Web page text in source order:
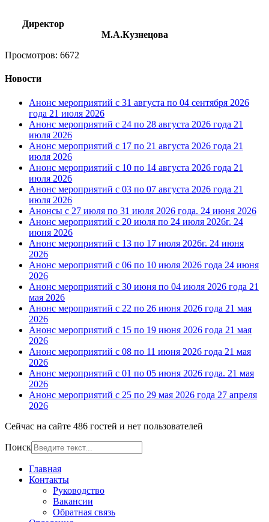
Директор
М.А.Кузнецова
Просмотров: 6672
Новости
Анонс мероприятий с 31 августа по 04 сентября 2026
года 21 июля 2026
Анонс мероприятий с 24 по 28 августа 2026 года 21
июля 2026
Анонс мероприятий с 17 по 21 августа 2026 года 21
июля 2026
Анонс мероприятий с 10 по 14 августа 2026 года 21
июля 2026
Анонс мероприятий с 03 по 07 августа 2026 года 21
июля 2026
Анонсы с 27 июля по 31 июля 2026 года. 24 июня 2026
Анонс мероприятий с 20 июля по 24 июля 2026г. 24
июня 2026
Анонс мероприятий с 13 по 17 июля 2026г. 24 июня
2026
Анонс мероприятий с 06 по 10 июля 2026 года 24 июня
2026
Анонс мероприятий с 30 июня по 04 июля 2026 года 21
мая 2026
Анонс мероприятий с 22 по 26 июня 2026 года 21 мая
2026
Анонс мероприятий с 15 по 19 июня 2026 года 21 мая
2026
Анонс мероприятий с 08 по 11 июня 2026 года 21 мая
2026
Анонс мероприятий с 01 по 05 июня 2026 года. 21 мая
2026
Анонс мероприятий с 25 по 29 мая 2026 года 27 апреля
2026
Сейчас на сайте 486 гостей и нет пользователей
Поиск
Главная
Контакты
Руководство
Вакансии
Обратная связь